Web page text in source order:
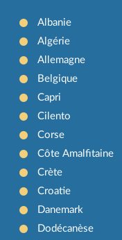
Albanie
Algérie
Allemagne
Belgique
Capri
Cilento
Corse
Côte Amalfitaine
Crète
Croatie
Danemark
Dodécanèse